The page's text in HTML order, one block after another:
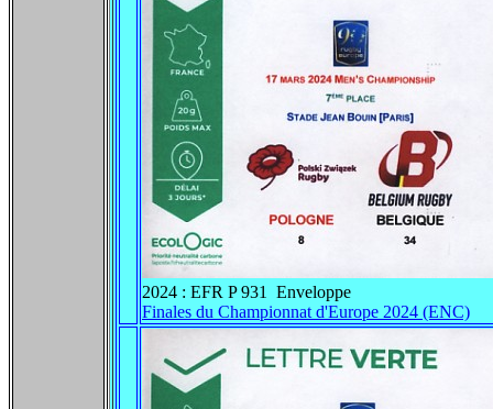
2024 : EFR P 931 Enveloppe
Finales du Championnat d'Europe 2024 (ENC)